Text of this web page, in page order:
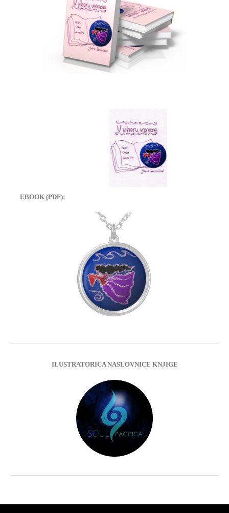
EBOOK (PDF):
ILUSTRATORICA NASLOVNICE KNJIGE